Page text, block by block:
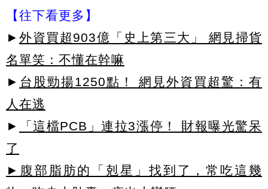
【往下看更多】
► 外資買超903億「史上第三大」 網見掃貨
名單笑：不懂在幹嘛
► 台股勁揚1250點！ 網見外資買超驚：有
人在逃
►
「這檔PCB」連拉3漲停！ 財報曝光驚呆
了
►腹部脂肪的「剋星」找到了，常吃這幾